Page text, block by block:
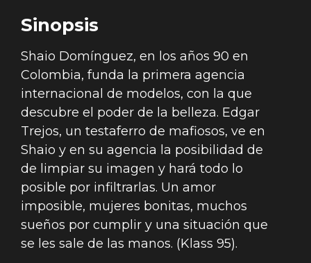
Sinopsis
Shaio Domínguez, en los años 90 en
Colombia, funda la primera agencia
internacional de modelos, con la que
descubre el poder de la belleza. Edgar
Trejos, un testaferro de mafiosos, ve en
Shaio y en su agencia la posibilidad de
de limpiar su imagen y hará todo lo
posible por infiltrarlas. Un amor
imposible, mujeres bonitas, muchos
sueños por cumplir y una situación que
se les sale de las manos. (Klass 95).